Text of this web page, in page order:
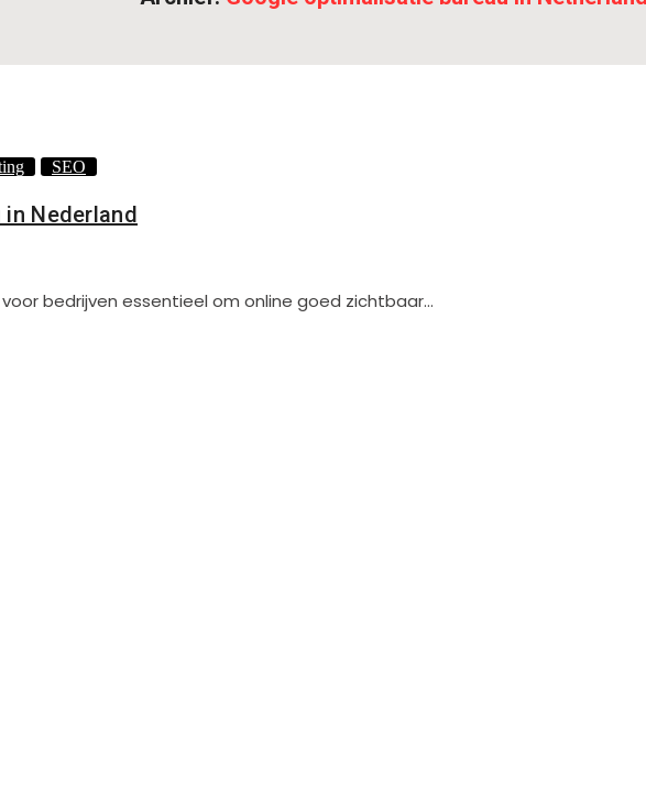
SEO
Nederland
bedrijven essentieel om online goed zichtbaar…